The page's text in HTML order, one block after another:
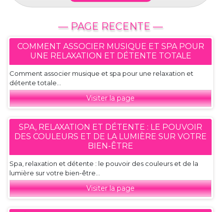
— PAGE RECENTE —
COMMENT ASSOCIER MUSIQUE ET SPA POUR
UNE RELAXATION ET DÉTENTE TOTALE
Comment associer musique et spa pour une relaxation et
détente totale...
Visiter la page
SPA, RELAXATION ET DÉTENTE : LE POUVOIR
DES COULEURS ET DE LA LUMIÈRE SUR VOTRE
BIEN-ÊTRE
Spa, relaxation et détente : le pouvoir des couleurs et de la
lumière sur votre bien-être...
Visiter la page